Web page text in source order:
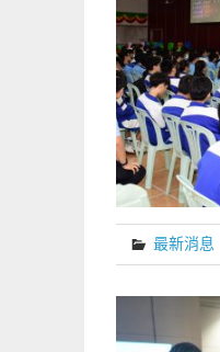
最新消息